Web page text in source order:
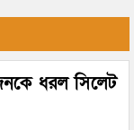
ধরল সিলেট